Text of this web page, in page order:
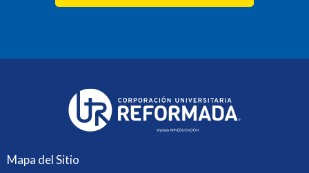
Mapa del Sitio